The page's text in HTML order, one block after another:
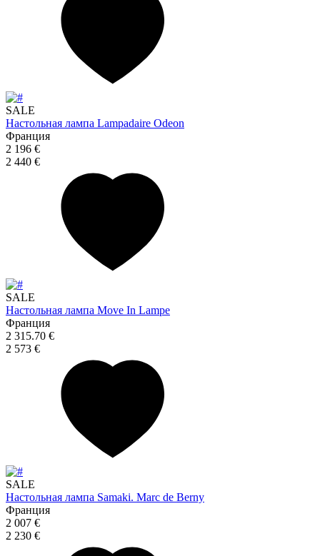
SALE
Настольная лампа Lampadaire Odeon
Франция
2 196 €
2 440 €
SALE
Настольная лампа Move In Lampe
Франция
2 315.70 €
2 573 €
SALE
Настольная лампа Samaki. Marc de Berny
Франция
2 007 €
2 230 €